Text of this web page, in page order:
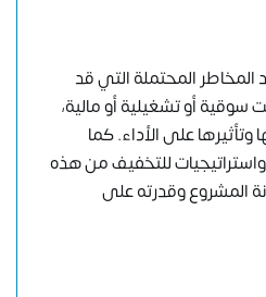
المخاطر المحتملة التي قد
سوقية أو تشغيلية أو مالية،
على الأداء. كما
للتخفيف من هذه
المشروع وقدرته على